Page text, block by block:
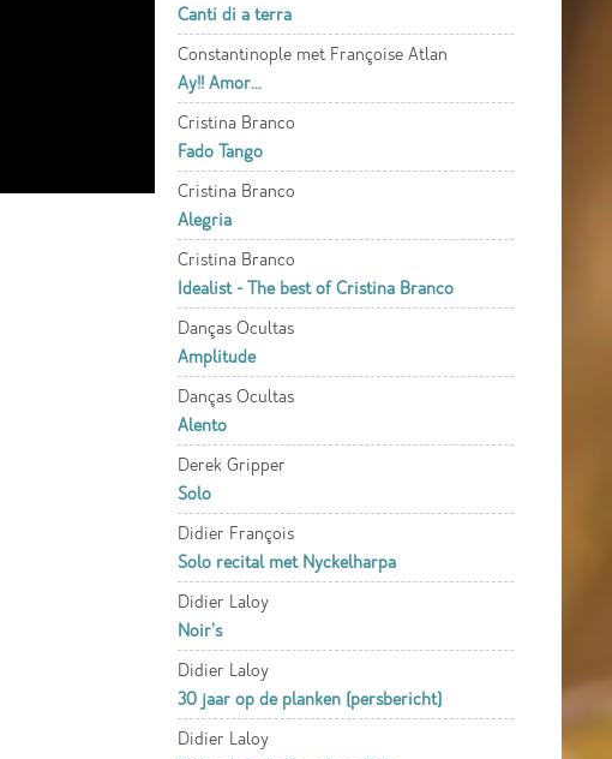
Canti di a terra
Constantinople met Françoise Atlan
Ay!! Amor...
Cristina Branco
Fado Tango
Cristina Branco
Alegria
Cristina Branco
Idealist - The best of Cristina Branco
Danças Ocultas
Amplitude
Danças Ocultas
Alento
Derek Gripper
Solo
Didier François
Solo recital met Nyckelharpa
Didier Laloy
Noir’s
Didier Laloy
30 jaar op de planken (persbericht)
Didier Laloy